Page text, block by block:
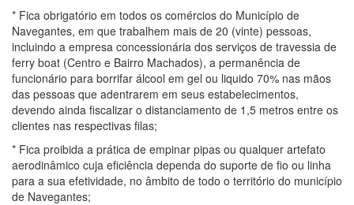
* Fica obrigatório em todos os comércios do Município de
Navegantes, em que trabalhem mais de 20 (vinte) pessoas,
incluindo a empresa concessionária dos serviços de travessia de
ferry boat (Centro e Bairro Machados), a permanência de
funcionário para borrifar álcool em gel ou liquido 70% nas mãos
das pessoas que adentrarem em seus estabelecimentos,
devendo ainda fiscalizar o distanciamento de 1,5 metros entre os
clientes nas respectivas filas;
* Fica proibida a prática de empinar pipas ou qualquer artefato
aerodinâmico cuja eficiência dependa do suporte de fio ou linha
para a sua efetividade, no âmbito de todo o território do município
de Navegantes;